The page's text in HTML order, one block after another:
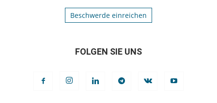
Beschwerde einreichen
FOLGEN SIE UNS